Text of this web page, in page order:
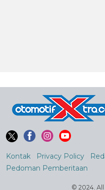
Kontak Privacy Policy
Pedoman Pemberitaan
© 2024. All